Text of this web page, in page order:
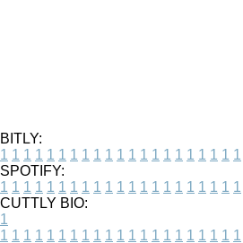
BITLY:
1 1 1 1 1 1 1 1 1 1 1 1 1 1 1 1 1 1 1 1 1
SPOTIFY:
1 1 1 1 1 1 1 1 1 1 1 1 1 1 1 1 1 1 1 1 1
CUTTLY BIO:
1
1 1 1 1 1 1 1 1 1 1 1 1 1 1 1 1 1 1 1 1 1